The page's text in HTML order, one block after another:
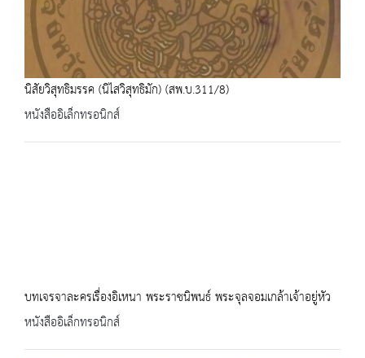
นิสัยวิสุทธิมรรค (นิไสวิสุทธิมัก) (สพ.บ.311/8)
หนังสืออิเล็กทรอนิกส์
บทเจรจาละครเรื่องอิเหนา พระราชนิพนธ์ พระจุลจอมเกล้าเจ้าอยู่หัว
หนังสืออิเล็กทรอนิกส์